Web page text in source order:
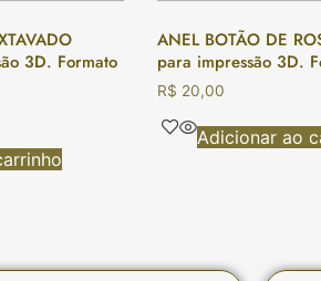
3D. Formato
ANEL BOTÃO DE
para impressão 3D.
R$ 20,00
Adicionar ao